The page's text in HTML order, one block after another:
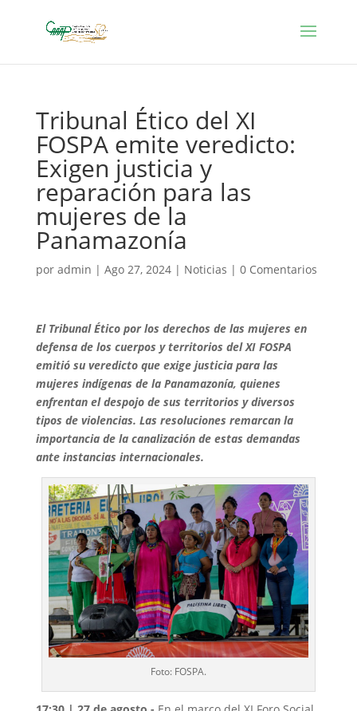
Tribunal Ético del XI
FOSPA emite veredicto:
Exigen justicia y
reparación para las
mujeres de la
Panamazonía
por admin | Ago 27, 2024| Noticias | 0 Comentarios
El Tribunal Ético por los derechos de las mujeres en
defensa de los cuerpos y territorios del XI FOSPA
emitió su veredicto que exige justicia para las
mujeres indígenas de la Panamazonía, quienes
enfrentan el despojo de sus territorios y diversos
tipos de violencias. Las resoluciones remarcan la
importancia de la canalización de estas demandas
ante instancias internacionales.
Foto: FOSPA.